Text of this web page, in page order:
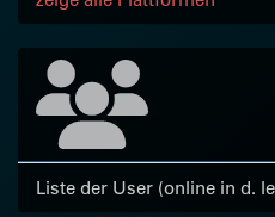
Liste der User (online in d.